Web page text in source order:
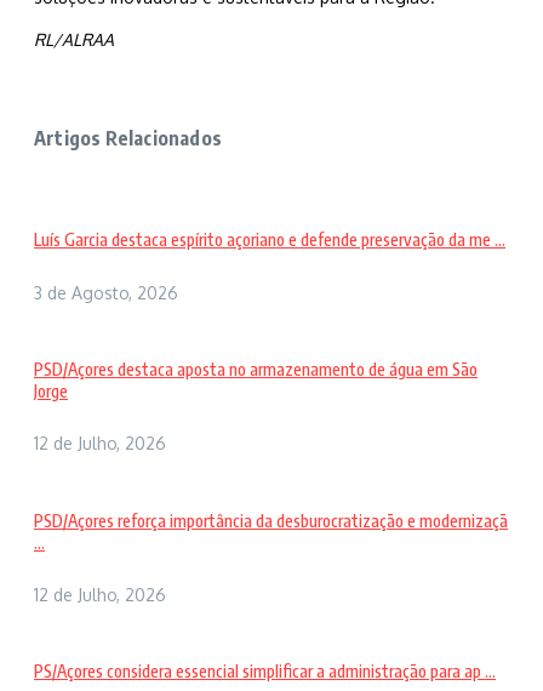
RL/ALRAA
Artigos Relacionados
Luís Garcia destaca espírito açoriano e defende preservação da me ...
3 de Agosto, 2026
PSD/Açores destaca aposta no armazenamento de água em São
Jorge
12 de Julho, 2026
PSD/Açores reforça importância da desburocratização e modernizaçã
...
12 de Julho, 2026
PS/Açores considera essencial simplificar a administração para ap ...